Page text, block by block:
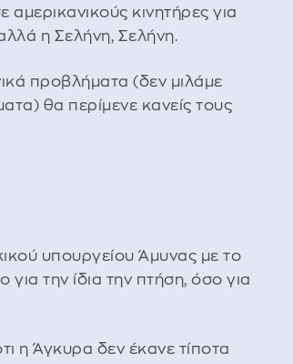
αμερικανικούς κινητήρες για
η Σελήνη, Σελήνη.
προβλήματα (δεν μιλάμε
θα περίμενε κανείς τους
υπουργείου Άμυνας με το
για την ίδια την πτήση, όσο για
η Άγκυρα δεν έκανε τίποτα